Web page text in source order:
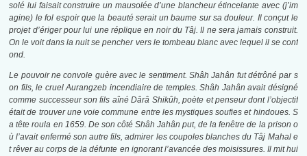
solé lui faisait construire un mausolée d’une blancheur étincelante avec (j’im
agine) le fol espoir que la beauté serait un baume sur sa douleur. Il conçut le
projet d’ériger pour lui une réplique en noir du Tâj. Il ne sera jamais construit.
On le voit dans la nuit se pencher vers le tombeau blanc avec lequel il se conf
ond.
Le pouvoir ne convole guère avec le sentiment. Shâh Jahân fut détrôné par s
on fils, le cruel Aurangzeb incendiaire de temples. Shâh Jahân avait désigné
comme successeur son fils aîné Dârâ Shikûh, poète et penseur dont l’objectif
était de trouver une voie commune entre les mystiques soufies et hindoues. S
a tête roula en 1659. De son côté Shâh Jahân put, de la fenêtre de la prison o
ù l’avait enfermé son autre fils, admirer les coupoles blanches du Tâj Mahal e
t rêver au corps de la défunte en ignorant l’avancée des moisissures. Il mit hui